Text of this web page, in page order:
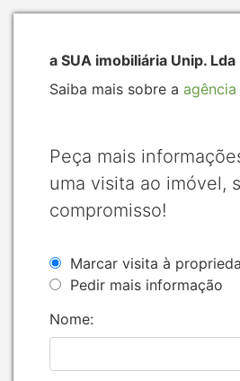
a SUA imobiliária Unip.
Saiba mais sobre a
Peça mais
uma visita ao imóvel,
compromisso!
Marcar visita à
Pedir mais informação
Nome: